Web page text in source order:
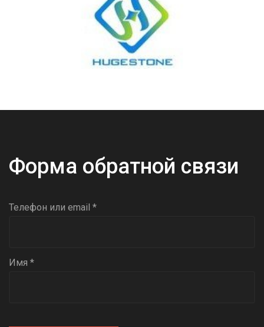
Форма обратной связи
Телефон или email *
Имя *